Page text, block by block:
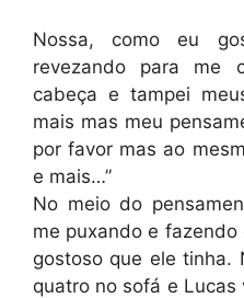
Nossa, como eu
revezando para me
cabeça e tampei
mais mas meu
por favor mas ao
e mais…”
No meio do
me puxando e
gostoso que ele tinha.
quatro no sofá e